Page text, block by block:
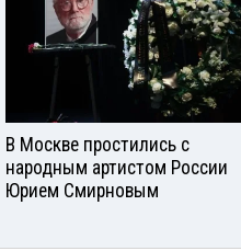
В Москве простились с
народным артистом России
Юрием Смирновым